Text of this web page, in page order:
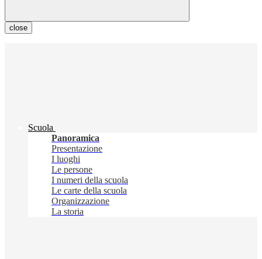
close
Scuola
Panoramica
Presentazione
I luoghi
Le persone
I numeri della scuola
Le carte della scuola
Organizzazione
La storia